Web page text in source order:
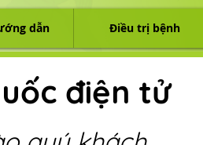
dẫn Điều trị bệnh
điện tử